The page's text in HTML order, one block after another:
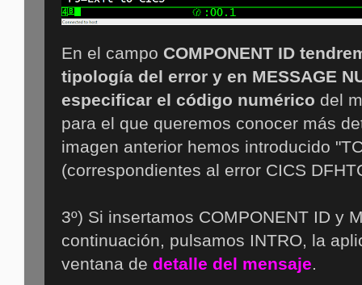
En el campo COMPONENT ID
tipología del error y en MESSAGE
especificar el código numérico del
para el que queremos conocer más
imagen anterior hemos introducido
(correspondientes al error CICS
3º) Si insertamos COMPONENT ID y
continuación, pulsamos INTRO, la
ventana de detalle del mensaje.